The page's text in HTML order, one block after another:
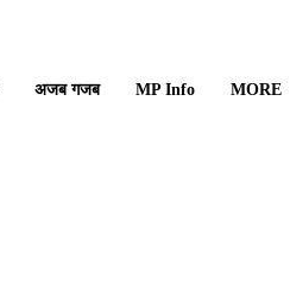
अजब गजब MP Info MORE